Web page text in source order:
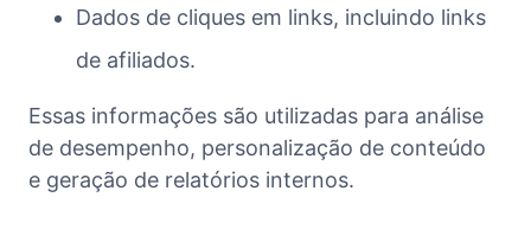
Dados de cliques em links, incluindo links
de afiliados.
Essas informações são utilizadas para análise
de desempenho, personalização de conteúdo
e geração de relatórios internos.